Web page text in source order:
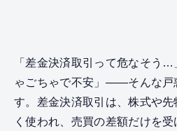
「差金決済取引って危なそう
ゃごちゃで不安」——そんな戸
す。差金決済取引は、株式や
く使われ、売買の差額だけを受